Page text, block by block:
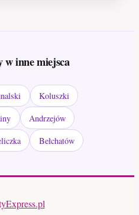
inne miejsca
Koluszki
Andrzejów
Bełchatów